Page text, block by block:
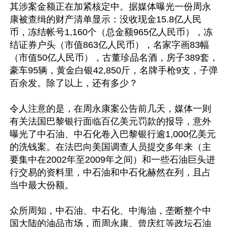
其涉案金额正在加紧核定中。据媒体曝光一份周永
康被查缉的财产清单显示：没收现金15.8亿人民
币，冻结帐号1,160个（总金额965亿人民币），冻
结证券户头（市值863亿人民币），名家字画83幅
（市值50亿人民币），古董珍品名酒，房子389套，
豪车95辆，黄金白银42,850斤，名牌手枪9支，子弹
百余发。除了以上，还有多少？
令人注意的是，在周永康案公告前几天，媒体一则
有关法国巴黎银行面临百亿美元罚款的报导，意外
曝光了中石油、中石化卷入巴黎银行逾1,000亿美元
的洗钱案。在法巴向美国调查人员提交多年来（主
要集中在2002年至2009年之间）和一些石油巨头进
行交易的资料里，中石油和中石化赫然在列，且占
当中最大份额。
众所周知，中石油、中石化、中海油，垄断整个中
国大陆的油品市场，而周永康、曾庆红等政坛石油